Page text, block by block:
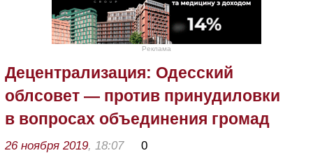
Реклама
Децентрализация: Одесский
облсовет — против принудиловки
в вопросах объединения громад
26 ноября 2019, 18:07 0